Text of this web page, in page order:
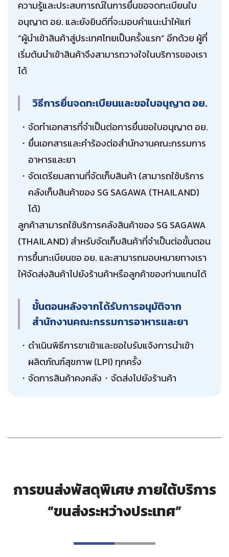
ความรู้และประสบการณ์ในการยื่นขอจดทะเบียนใบ
อนุญาต อย. และยังยินดีที่จะมอบคำแนะนำให้แก่
“ผู้นำเข้าสินค้าสู่ประเทศไทยเป็นครั้งแรก” อีกด้วย ผู้ที่
เริ่มต้นนำเข้าสินค้าจึงสามารถวางใจในบริการของเรา
ได้
วิธีการยื่นจดทะเบียนและขอใบอนุญาต อย.
จัดทำเอกสารที่จำเป็นต่อการยื่นขอใบอนุญาต อย.
ยื่นเอกสารและคำร้องต่อสำนักงานคณะกรรมการ
อาหารและยา
จัดเตรียมสถานที่จัดเก็บสินค้า (สามารถใช้บริการ
คลังเก็บสินค้าของ SG SAGAWA (THAILAND)
ได้)
ลูกค้าสามารถใช้บริการคลังสินค้าของ SG SAGAWA
(THAILAND) สำหรับจัดเก็บสินค้าที่จำเป็นต่อขั้นตอน
การขึ้นทะเบียนขอ อย. และสามารถมอบหมายทางเรา
ให้จัดส่งสินค้าไปยังร้านค้าหรือลูกค้าของท่านแทนได้
ขั้นตอนหลังจากได้รับการอนุมัติจาก
สำนักงานคณะกรรมการอาหารและยา
ดำเนินพิธีการขาเข้าและขอใบรับแจ้งการนำเข้า
ผลิตภัณฑ์สุขภาพ (LPI) ทุกครั้ง
จัดการสินค้าคงคลัง・จัดส่งไปยังร้านค้า
การขนส่งพัสดุพิเศษ ภายใต้บริการ
“ขนส่งระหว่างประเทศ”